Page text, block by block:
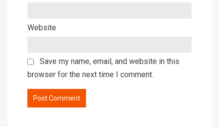
Website
Save my name, email, and website in this
browser for the next time I comment.